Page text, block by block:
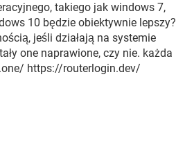
takiego jak windows 7,
10 będzie obiektywnie lepszy?
jeśli działają na systemie
one naprawione, czy nie. każda
https://routerlogin.dev/